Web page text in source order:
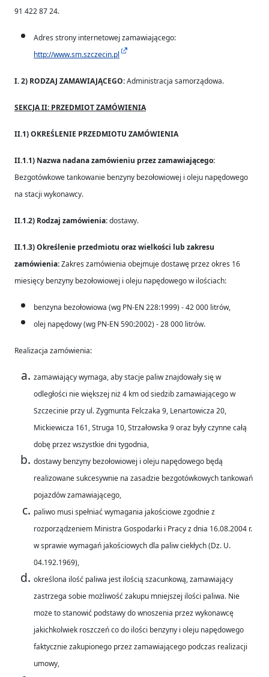
91 422 87 24.
Adres strony internetowej zamawiającego:
http://www.sm.szczecin.pl
I. 2) RODZAJ ZAMAWIAJĄCEGO:Administracja samorządowa.
SEKCJA II: PRZEDMIOT ZAMÓWIENIA
II.1) OKREŚLENIE PRZEDMIOTU ZAMÓWIENIA
II.1.1) Nazwa nadana zamówieniu przez zamawiającego:
Bezgotówkowe tankowanie benzyny bezołowiowej i oleju napędowego
na stacji wykonawcy.
II.1.2) Rodzaj zamówienia:dostawy.
II.1.3) Określenie przedmiotu oraz wielkości lub zakresu
zamówienia:Zakres zamówienia obejmuje dostawę przez okres 16
miesięcy benzyny bezołowiowej i oleju napędowego w ilościach:
benzyna bezołowiowa (wg PN-EN 228:1999) - 42 000 litrów,
olej napędowy (wg PN-EN 590:2002) - 28 000 litrów.
Realizacja zamówienia:
zamawiający wymaga, aby stacje paliw znajdowały się w
odległości nie większej niż 4 km od siedzib zamawiającego w
Szczecinie przy ul. Zygmunta Felczaka 9, Lenartowicza 20,
Mickiewicza 161, Struga 10, Strzałowska 9 oraz były czynne całą
dobę przez wszystkie dni tygodnia,
dostawy benzyny bezołowiowej i oleju napędowego będą
realizowane sukcesywnie na zasadzie bezgotówkowych tankowań
pojazdów zamawiającego,
paliwo musi spełniać wymagania jakościowe zgodnie z
rozporządzeniem Ministra Gospodarki i Pracy z dnia 16.08.2004 r.
w sprawie wymagań jakościowych dla paliw ciekłych (Dz. U.
04.192.1969),
określona ilość paliwa jest ilością szacunkową, zamawiający
zastrzega sobie możliwość zakupu mniejszej ilości paliwa. Nie
może to stanowić podstawy do wnoszenia przez wykonawcę
jakichkolwiek roszczeń co do ilości benzyny i oleju napędowego
faktycznie zakupionego przez zamawiającego podczas realizacji
umowy,